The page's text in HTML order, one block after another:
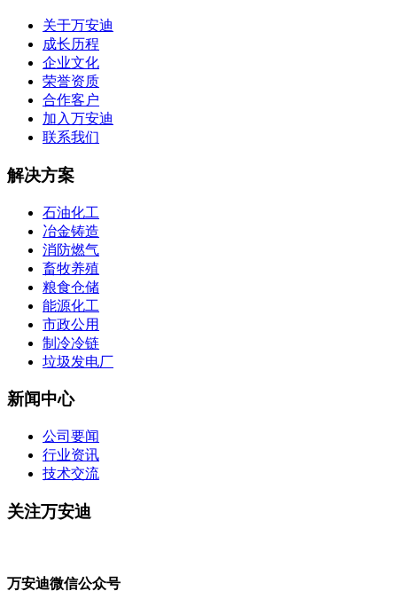
关于万安迪
成长历程
企业文化
荣誉资质
合作客户
加入万安迪
联系我们
解决方案
石油化工
冶金铸造
消防燃气
畜牧养殖
粮食仓储
能源化工
市政公用
制冷冷链
垃圾发电厂
新闻中心
公司要闻
行业资讯
技术交流
关注万安迪
万安迪微信公众号